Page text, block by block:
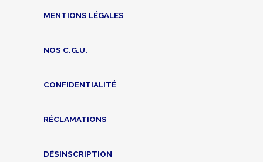
MENTIONS LÉGALES
NOS C.G.U.
CONFIDENTIALITÉ
RÉCLAMATIONS
DÉSINSCRIPTION